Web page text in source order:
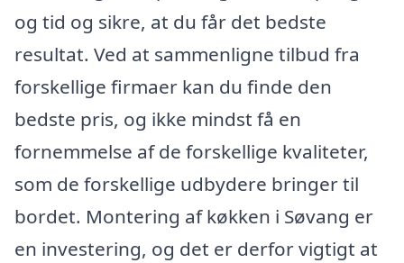
og tid og sikre, at du får det bedste
resultat. Ved at sammenligne tilbud fra
forskellige firmaer kan du finde den
bedste pris, og ikke mindst få en
fornemmelse af de forskellige kvaliteter,
som de forskellige udbydere bringer til
bordet. Montering af køkken i Søvang er
en investering, og det er derfor vigtigt at